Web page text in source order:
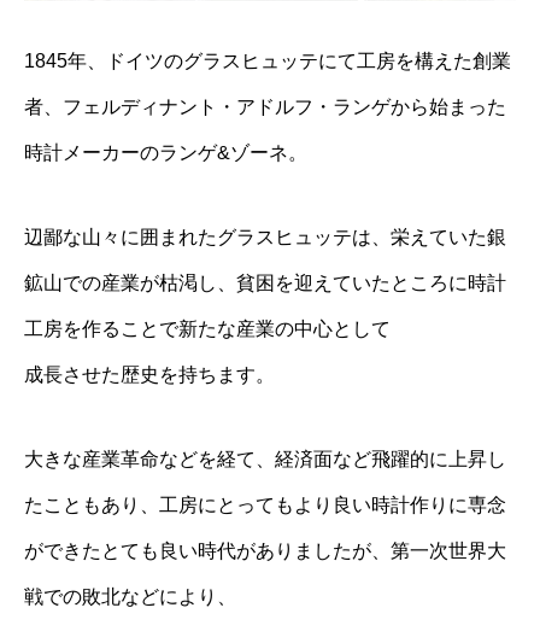
1845年、ドイツのグラスヒュッテにて工房を構えた創業
者、フェルディナント・アドルフ・ランゲから始まった
時計メーカーのランゲ&ゾーネ。
辺鄙な山々に囲まれたグラスヒュッテは、栄えていた銀
鉱山での産業が枯渇し、貧困を迎えていたところに時計
工房を作ることで新たな産業の中心として
成長させた歴史を持ちます。
大きな産業革命などを経て、経済面など飛躍的に上昇し
たこともあり、工房にとってもより良い時計作りに専念
ができたとても良い時代がありましたが、第一次世界大
戦での敗北などにより、